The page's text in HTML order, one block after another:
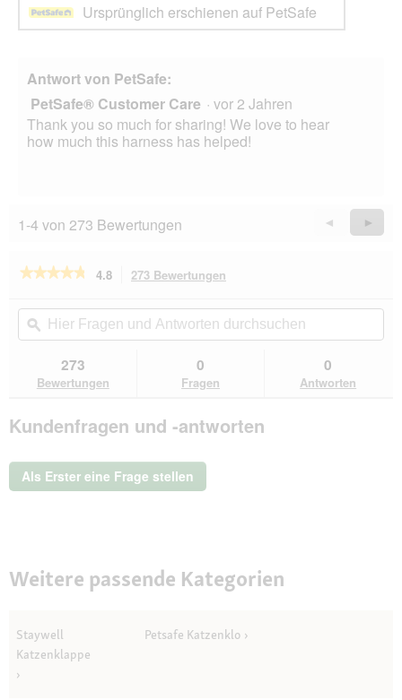
Ursprünglich erschienen auf PetSafe
Antwort von PetSafe:
PetSafe® Customer Care · vor 2 Jahren
Thank you so much for sharing! We love to hear
how much this harness has helped!
1-4 von 273 Bewertungen
Zurück
Reviews
◄
Weiter
►
★★★★★
★★★★★
5
lesen
PetSafe
Hundegeschirr
blau
4.8 273 Bewertungen
Aktion
navigierst
du
Bewertungen.
Hier
Fragen
und
Antworten
durchsuchen
ϙ
273
Bewertungen
0
Fragen
0
Antworten
Kundenfragen und -antworten
Als Erster eine Frage stellen
Weitere passende Kategorien
Staywell
Katzenklappe
Petsafe Katzenklo